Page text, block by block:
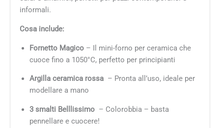
informali.
Cosa include:
Fornetto Magico– Il mini-forno per ceramica che
cuoce fino a 1050°C, perfetto per principianti
Argilla ceramica rossa – Pronta all’uso, ideale per
modellare a mano
3 smalti Belllissimo – Colorobbia – basta
pennellare e cuocere!